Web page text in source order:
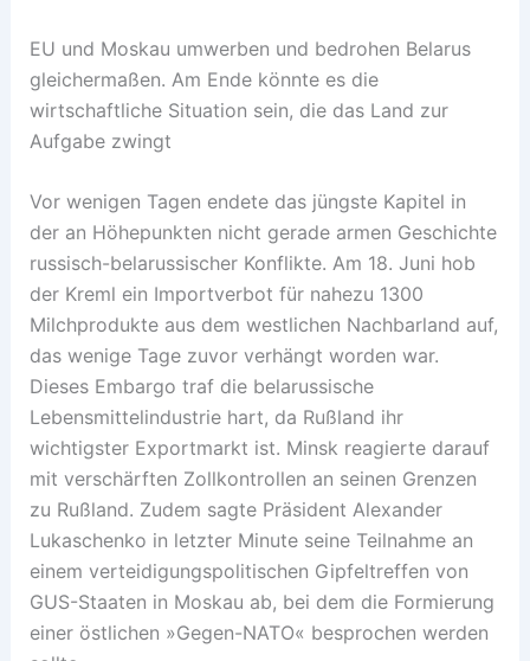
EU und Moskau umwerben und bedrohen Belarus
gleichermaßen. Am Ende könnte es die
wirtschaftliche Situation sein, die das Land zur
Aufgabe zwingt
Vor wenigen Tagen endete das jüngste Kapitel in
der an Höhepunkten nicht gerade armen Geschichte
russisch-belarussischer Konflikte. Am 18. Juni hob
der Kreml ein Importverbot für nahezu 1300
Milchprodukte aus dem westlichen Nachbarland auf,
das wenige Tage zuvor verhängt worden war.
Dieses Embargo traf die belarussische
Lebensmittelindustrie hart, da Rußland ihr
wichtigster Exportmarkt ist. Minsk reagierte darauf
mit verschärften Zollkontrollen an seinen Grenzen
zu Rußland. Zudem sagte Präsident Alexander
Lukaschenko in letzter Minute seine Teilnahme an
einem verteidigungspolitischen Gipfeltreffen von
GUS-Staaten in Moskau ab, bei dem die Formierung
einer östlichen »Gegen-NATO« besprochen werden